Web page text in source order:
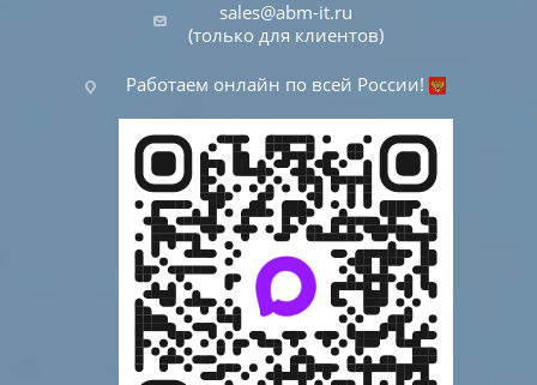
sales@abm-it.ru
(только для клиентов)
Работаем онлайн по всей России!